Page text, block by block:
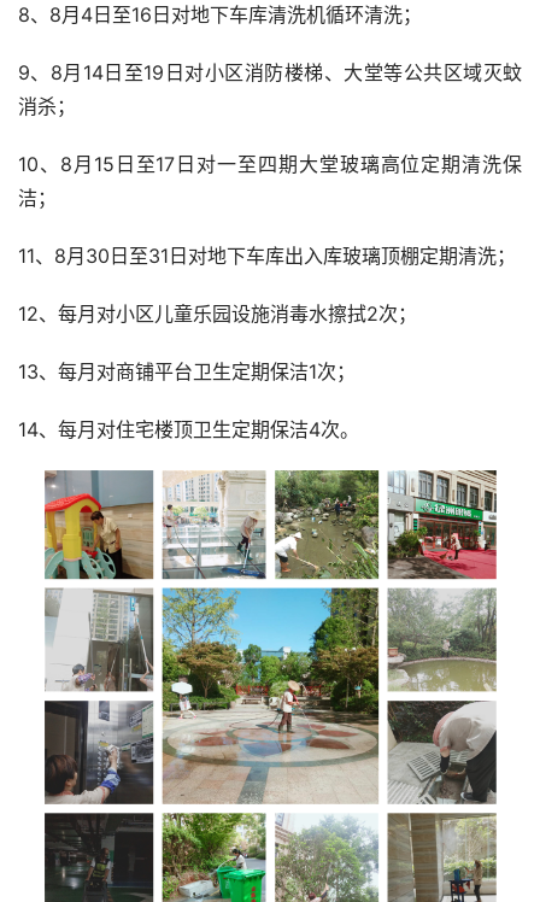
8、8月4日至16日对地下车库清洗机循环清洗；
9、8月14日至19日对小区消防楼梯、大堂等公共区域灭蚊
消杀；
10、8月15日至17日对一至四期大堂玻璃高位定期清洗保
洁；
11、8月30日至31日对地下车库出入库玻璃顶棚定期清洗；
12、每月对小区儿童乐园设施消毒水擦拭2次；
13、每月对商铺平台卫生定期保洁1次；
14、每月对住宅楼顶卫生定期保洁4次。